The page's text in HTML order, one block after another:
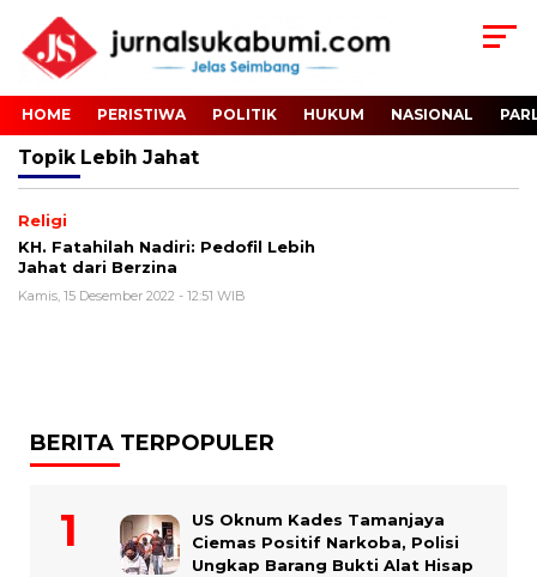
HOME PERISTIWA POLITIK HUKUM NASIONAL
Topik Lebih Jahat
Religi
KH. Fatahilah Nadiri: Pedofil Lebih
Jahat dari Berzina
Kamis, 15 Desember 2022 - 12:51 WIB
BERITA TERPOPULER
US Oknum Kades Tamanjaya
Ciemas Positif Narkoba, Polisi
Ungkap Barang Bukti Alat Hisap